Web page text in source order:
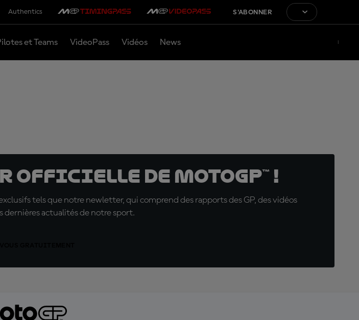
Authentics S'ABONNER
et Teams VideoPass Vidéos News
officielle de MotoGP™ !
tels que notre newletter, qui comprend des rapports des GP, des vidéos
dernières actualités de notre sport.